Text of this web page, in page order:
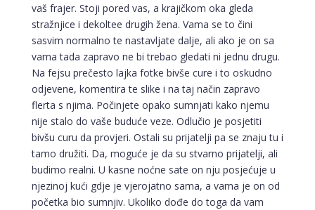
vaš frajer. Stoji pored vas, a krajičkom oka gleda
stražnjice i dekoltee drugih žena. Vama se to čini
sasvim normalno te nastavljate dalje, ali ako je on sa
vama tada zapravo ne bi trebao gledati ni jednu drugu.
Na fejsu prečesto lajka fotke bivše cure i to oskudno
odjevene, komentira te slike i na taj način zapravo
flerta s njima. Počinjete opako sumnjati kako njemu
nije stalo do vaše buduće veze. Odlučio je posjetiti
bivšu curu da provjeri. Ostali su prijatelji pa se znaju tu i
tamo družiti. Da, moguće je da su stvarno prijatelji, ali
budimo realni. U kasne noćne sate on nju posjećuje u
njezinoj kući gdje je vjerojatno sama, a vama je on od
početka bio sumnjiv. Ukoliko dođe do toga da vam